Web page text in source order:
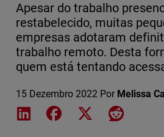
Apesar do trabalho
restabelecido, muitas
empresas adotaram
trabalho remoto. Desta
quem está tentando
15 Dezembro 2022 Por Melissa
Share on LinkedIn
Share on Facebook
Share on XShare on